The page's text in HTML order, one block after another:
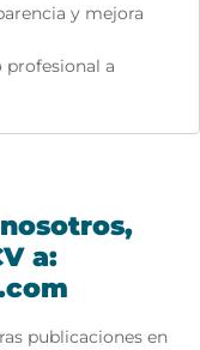
y mejora
a
a:
publicaciones en